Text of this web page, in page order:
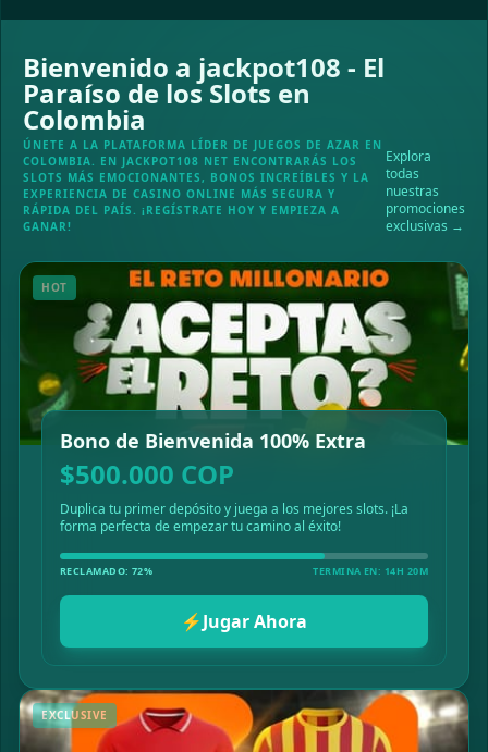
Bienvenido a jackpot108 - El
Paraíso de los Slots en
Colombia
ÚNETE A LA PLATAFORMA LÍDER DE JUEGOS DE AZAR EN
COLOMBIA. EN JACKPOT108 NET ENCONTRARÁS LOS
SLOTS MÁS EMOCIONANTES, BONOS INCREÍBLES Y LA
EXPERIENCIA DE CASINO ONLINE MÁS SEGURA Y
RÁPIDA DEL PAÍS. ¡REGÍSTRATE HOY Y EMPIEZA A
GANAR!
Explora
todas
nuestras
promociones
exclusivas →
HOT
Bono de Bienvenida 100% Extra
$500.000 COP
Duplica tu primer depósito y juega a los mejores slots. ¡La
forma perfecta de empezar tu camino al éxito!
RECLAMADO: 72% TERMINA EN: 14H 20M
⚡Jugar Ahora
EXCLUSIVE